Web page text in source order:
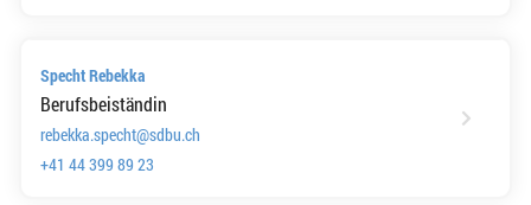
Specht Rebekka
Berufsbeiständin
rebekka.specht@sdbu.ch
+41 44 399 89 23